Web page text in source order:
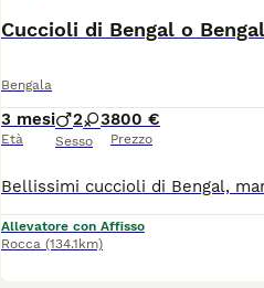
Cuccioli di Bengal o
Bengala
3 mesi
Età
2 3
Sesso
800 €
Prezzo
Allevatore con Affisso
Rocca (134.1km)